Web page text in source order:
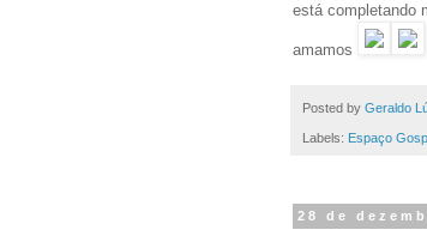
está completando
amamos
Posted by Geraldo
Labels: Espaço
28 de